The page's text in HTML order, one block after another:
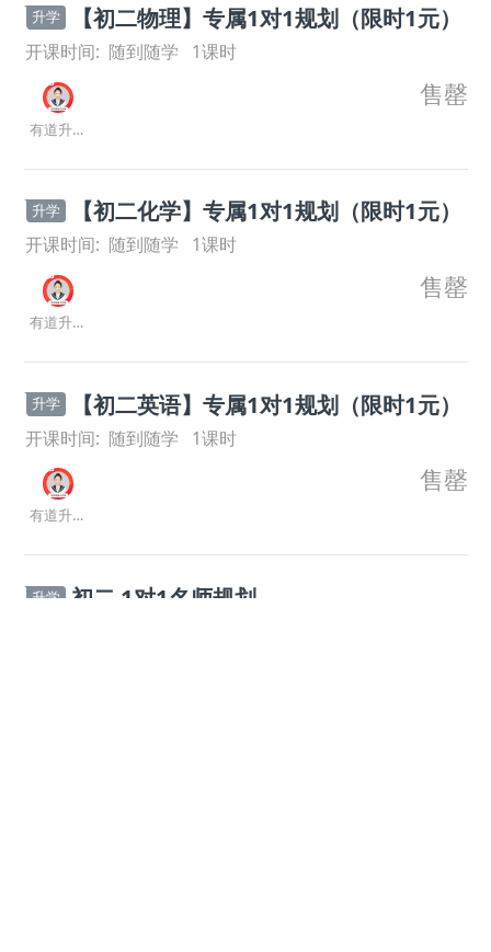
升学 【初二物理】专属1对1规划（限时1元）
开课时间: 随到随学 1课时
有道升学规划师
售罄
升学 【初二化学】专属1对1规划（限时1元）
开课时间: 随到随学 1课时
有道升学规划师
售罄
升学 【初二英语】专属1对1规划（限时1元）
开课时间: 随到随学 1课时
有道升学规划师
售罄
升学 初二 1对1名师规划